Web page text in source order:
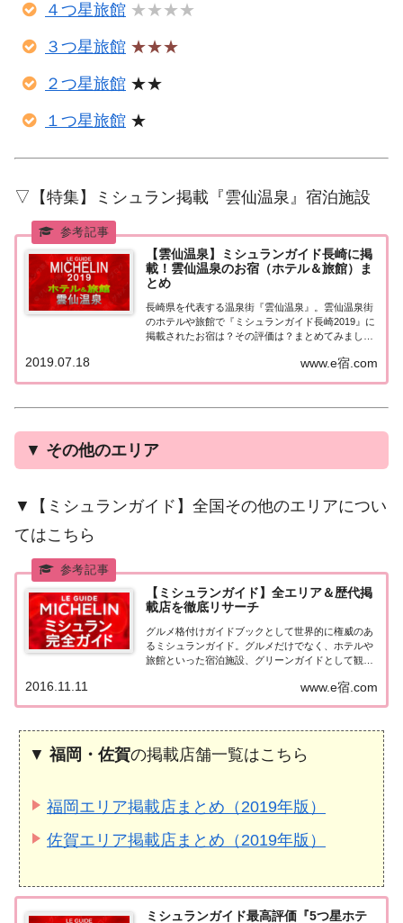
４つ星旅館 ★★★★
３つ星旅館 ★★★
２つ星旅館 ★★
１つ星旅館 ★
▽【特集】ミシュラン掲載『雲仙温泉』宿泊施設
【雲仙温泉】ミシュランガイド長崎に掲
載！雲仙温泉のお宿（ホテル＆旅館）ま
とめ
長崎県を代表する温泉街『雲仙温泉』。雲仙温泉街
のホテルや旅館で『ミシュランガイド長崎2019』に
掲載されたお宿は？その評価は？まとめてみました
イド長崎2019とは？2019年7月13日に発売された
www.e宿.com
2019.07.18
▼ その他のエリア
▼【ミシュランガイド】全国その他のエリアについ
てはこちら
【ミシュランガイド】全エリア＆歴代掲
載店を徹底リサーチ
グルメ格付けガイドブックとして世界的に権威のあ
るミシュランガイド。グルメだけでなく、ホテルや
旅館といった宿泊施設、グリーンガイドとして観光
本版としては、2007年11月20日に「ミシュランガイ
ド東京版2008」が発売されてからエリアを...
www.e宿.com
2016.11.11
▼ 福岡・佐賀の掲載店舗一覧はこちら
福岡エリア掲載店まとめ（2019年版）
佐賀エリア掲載店まとめ（2019年版）
ミシュランガイド最高評価『5つ星ホテ